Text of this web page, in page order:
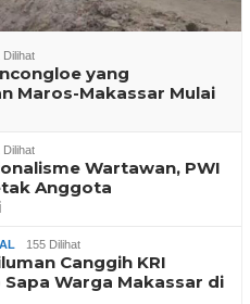
Dilihat
yang
Maros-Makassar Mulai
Dilihat
Wartawan, PWI
Anggota
155 Dilihat
Canggih KRI
Warga Makassar di